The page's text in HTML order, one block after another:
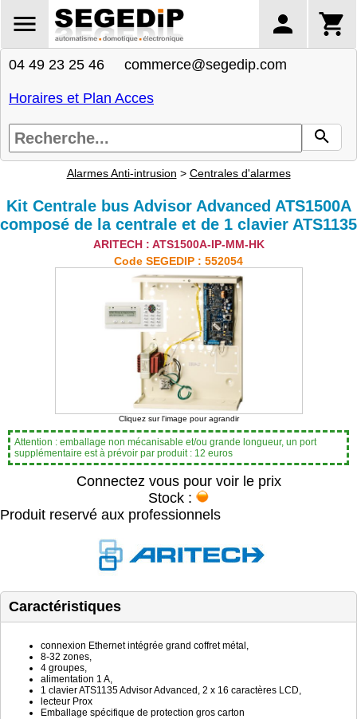
04 49 23 25 46 commerce@segedip.com
Horaires et Plan Acces
Alarmes Anti-intrusion > Centrales d'alarmes
Kit Centrale bus Advisor Advanced ATS1500A
composé de la centrale et de 1 clavier ATS1135
ARITECH : ATS1500A-IP-MM-HK
Code SEGEDIP : 552054
Cliquez sur l'image pour agrandir
Attention : emballage non mécanisable et/ou grande longueur, un port
supplémentaire est à prévoir par produit : 12 euros
Connectez vous pour voir le prix
Stock :
Produit reservé aux professionnels
Caractéristiques
connexion Ethernet intégrée grand coffret métal,
8-32 zones,
4 groupes,
alimentation 1 A,
1 clavier ATS1135 Advisor Advanced, 2 x 16 caractères LCD,
lecteur Prox
Emballage spécifique de protection gros carton